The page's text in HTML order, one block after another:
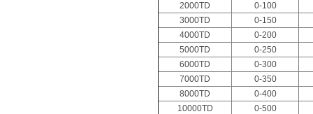
2000TD
0-100
3000TD
0-150
4000TD
0-200
5000TD
0-250
6000TD
0-300
7000TD
0-350
8000TD
0-400
10000TD
0-500